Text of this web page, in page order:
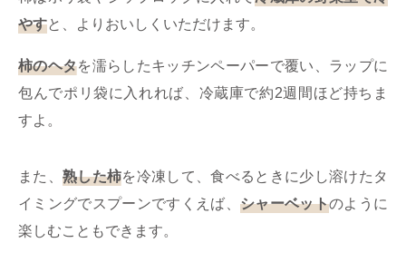
やすと、よりおいしくいただけます。
柿のヘタを濡らしたキッチンペーパーで覆い、ラップに
包んでポリ袋に入れれば、冷蔵庫で約2週間ほど持ちま
すよ。
また、 熟した柿を冷凍して、食べるときに少し溶けたタ
イミングでスプーンですくえば、 シャーベットのように
楽しむこともできます。